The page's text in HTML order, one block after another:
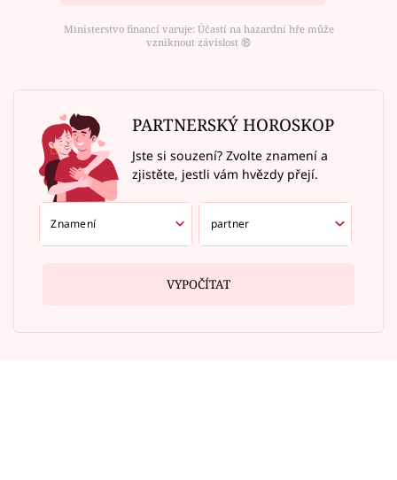
Ministerstvo financí varuje: Účastí na hazardní hře může
vzniknout závislost ⑱
PARTNERSKÝ HOROSKOP
Jste si souzení? Zvolte znamení a
zjistěte, jestli vám hvězdy přejí.
VYPOČÍTAT